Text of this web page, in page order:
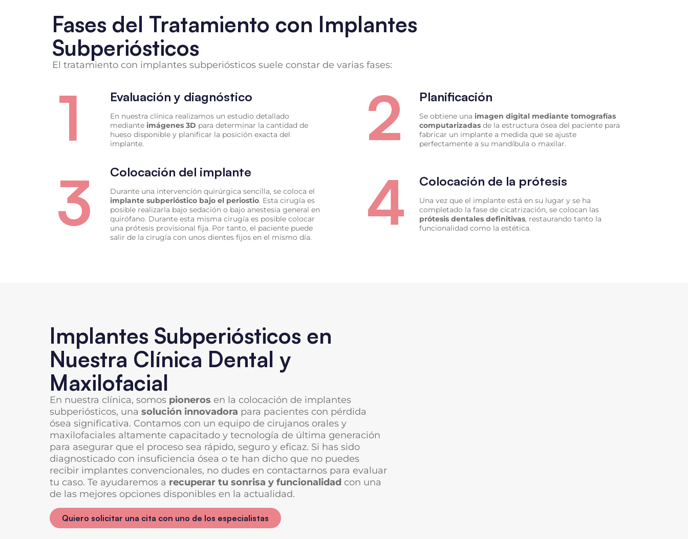
Fases del Tratamiento con Implantes
Subperiósticos
El tratamiento con implantes subperiósticos suele constar de varias fases:
1 Evaluación y diagnóstico
En nuestra clínica realizamos un estudio detallado
medianteimágenes 3D para determinar la cantidad de
hueso disponible y planificar la posición exacta del
implante.
2 Planificación
Se obtiene unaimagen digital mediante tomografías
computarizadas de la estructura ósea del paciente para
fabricar un implante a medida que se ajuste
perfectamente a su mandíbula o maxilar.
3 Colocación del implante
Durante una intervención quirúrgica sencilla, se coloca el
implante subperióstico bajo el periostio. Esta cirugía es
posible realizarla bajo sedación o bajo anestesia general en
quirófano. Durante esta misma cirugía es posible colocar
una prótesis provisional fija. Por tanto, el paciente puede
salir de la cirugía con unos dientes fijos en el mismo día.
4 Colocación de la prótesis
Una vez que el implante está en su lugar y se ha
completado la fase de cicatrización, se colocan las
prótesis dentales definitivas, restaurando tanto la
funcionalidad como la estética.
Implantes Subperiósticos en
Nuestra Clínica Dental y
Maxilofacial
En nuestra clínica, somos pioneros en la colocación de implantes
subperiósticos, una solución innovadora para pacientes con pérdida
ósea significativa. Contamos con un equipo de cirujanos orales y
maxilofaciales altamente capacitado y tecnología de última generación
para asegurar que el proceso sea rápido, seguro y eficaz. Si has sido
diagnosticado con insuficiencia ósea o te han dicho que no puedes
recibir implantes convencionales, no dudes en contactarnos para evaluar
tu caso. Te ayudaremos a recuperar tu sonrisa y funcionalidad con una
de las mejores opciones disponibles en la actualidad.
Quiero solicitar una cita con uno de los especialistas